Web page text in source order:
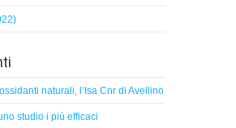
naturali, l’Isa Cnr di Avellino
studio i più efficaci